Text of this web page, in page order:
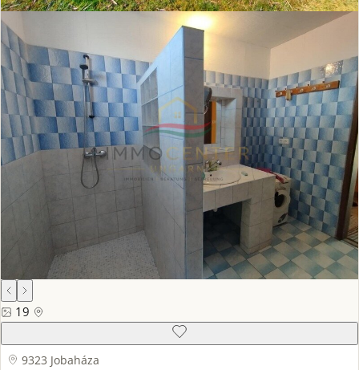
19
9323 Jobaháza